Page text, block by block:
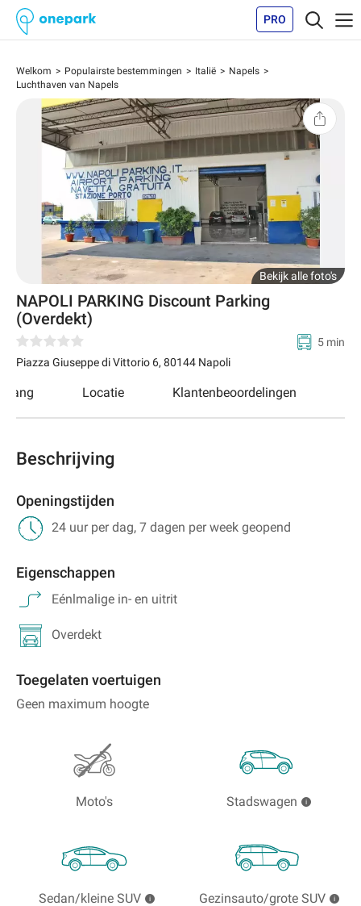
PRO
Welkom Populairste bestemmingen Italië
Napels
Luchthaven van Napels
Bekijk alle foto's
NAPOLI PARKING Discount Parking
(Overdekt)
5 min
Piazza Giuseppe di Vittorio 6, 80144 Napoli
Locatie Klantenbeoordelingen
Beschrijving
Openingstijden
24 uur per dag, 7 dagen per week geopend
Eigenschappen
Eénlmalige in- en uitrit
Overdekt
Toegelaten voertuigen
Geen maximum hoogte
Moto's Stadswagen
Sedan/kleine SUV Gezinsauto/grote SUV